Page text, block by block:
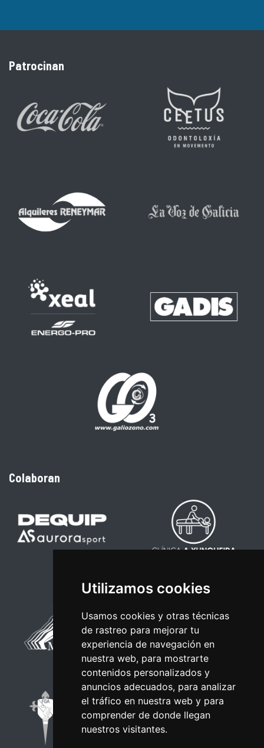
Utilizamos cookies
Usamos cookies y otras técnicas
de rastreo para mejorar tu
experiencia de navegación en
nuestra web, para mostrarte
contenidos personalizados y
anuncios adecuados, para analizar
el tráfico en nuestra web y para
comprender de donde llegan
nuestros visitantes.
Patrocinan
Colaboran